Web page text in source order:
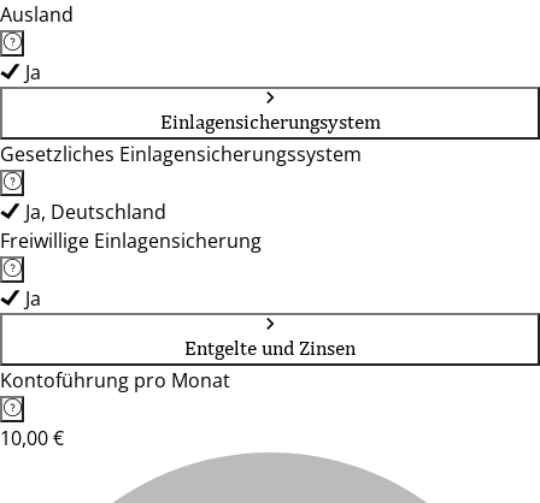
Ausland
Ja
Einlagensicherungsystem
Gesetzliches Einlagensicherungssystem
Ja, Deutschland
Freiwillige Einlagensicherung
Ja
Entgelte und Zinsen
Kontoführung pro Monat
10,00 €